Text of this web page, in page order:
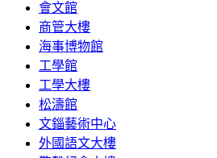
會文館
商管大樓
海事博物館
工學館
工學大樓
松濤館
文錙藝術中心
外國語文大樓